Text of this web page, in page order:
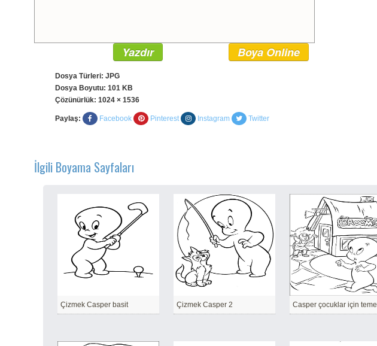
Yazdır Boya Online
Dosya Türleri: JPG
Dosya Boyutu: 101 KB
Çözünürlük: 1024 × 1536
Paylaş: Facebook Pinterest Instagram Twitter
İlgili Boyama Sayfaları
Çizmek Casper basit Çizmek Casper 2 Casper çocuklar için temel